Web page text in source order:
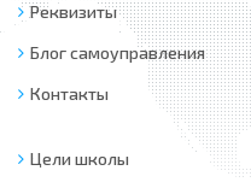
Реквизиты
Блог самоуправления
Контакты
Цели школы